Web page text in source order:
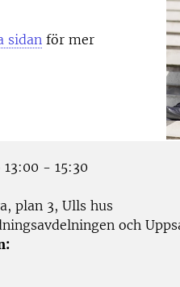
sidan för mer
- 15:30
plan 3, Ulls hus
och